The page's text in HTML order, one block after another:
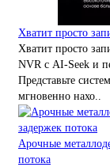
Хватит просто
Хватит просто
NVR с AI-Seek и
Представьте
мгновенно нахо..
Арочные
потока